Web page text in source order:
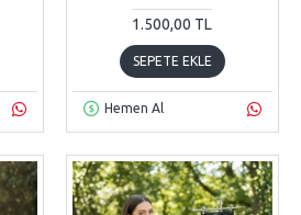
1.500,00 TL
SEPETE EKLE
Hemen Al